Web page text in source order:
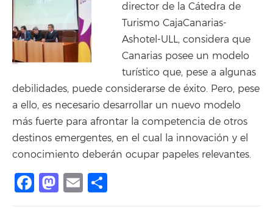
director de la Cátedra de
Turismo CajaCanarias-
Ashotel-ULL, considera que
Canarias posee un modelo
turístico que, pese a algunas
debilidades, puede considerarse de éxito. Pero, pese
a ello, es necesario desarrollar un nuevo modelo
más fuerte para afrontar la competencia de otros
destinos emergentes, en el cual la innovación y el
conocimiento deberán ocupar papeles relevantes.
Facebook
Mastodon
Email